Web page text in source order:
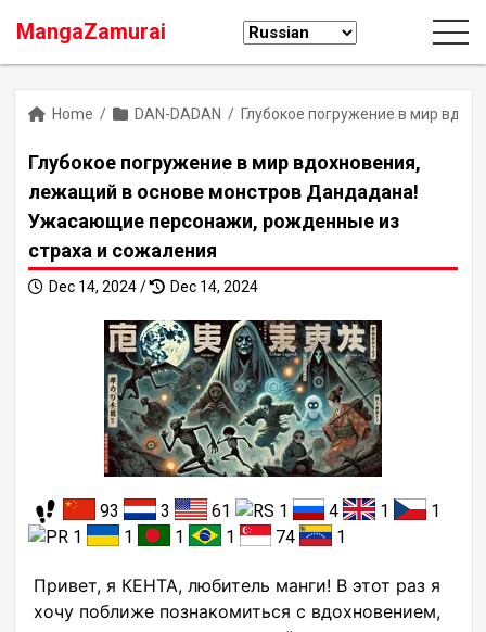
MangaZamurai
Home / DAN-DADAN / Глубокое погружение в мир
Глубокое погружение в мир вдохновения,
лежащий в основе монстров Дандадана!
Ужасающие персонажи, рожденные из
страха и сожаления
Dec 14, 2024 / Dec 14, 2024
93 3 61 1 4 1
1
1
1 1 1 74 1
Привет, я КЕНТА, любитель манги! В этот раз я
хочу поближе познакомиться с вдохновением,